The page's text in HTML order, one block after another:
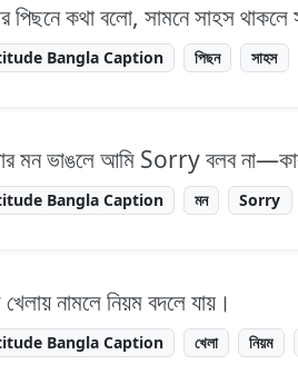
পিছনে কথা বলো, সামনে সাহস
Bangla Caption পিছন সাহস
মন ভাঙলে আমি Sorry বলব
Bangla Caption মন Sorry
নামলে নিয়ম বদলে যায়।
Bangla Caption খেলা নিয়ম